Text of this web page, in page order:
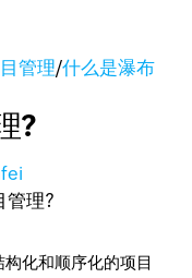
管理/什么是瀑布
?
化和顺序化的项目